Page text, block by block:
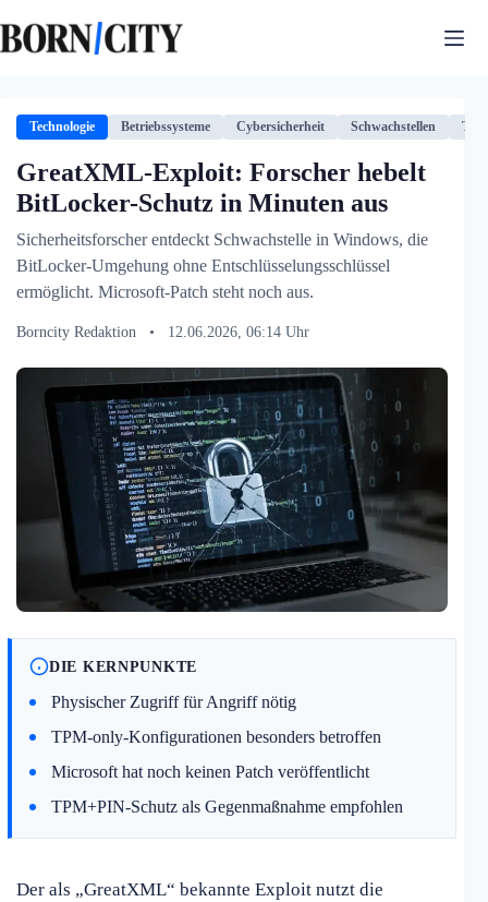
Inhalt
springen
Technologie Betriebssysteme Cybersicherheit Schwachstellen
GreatXML-Exploit: Forscher hebelt
BitLocker-Schutz in Minuten aus
Sicherheitsforscher entdeckt Schwachstelle in Windows, die
BitLocker-Umgehung ohne Entschlüsselungsschlüssel
ermöglicht. Microsoft-Patch steht noch aus.
Borncity Redaktion • 12.06.2026, 06:14 Uhr
DIE KERNPUNKTE
Physischer Zugriff für Angriff nötig
TPM-only-Konfigurationen besonders betroffen
Microsoft hat noch keinen Patch veröffentlicht
TPM+PIN-Schutz als Gegenmaßnahme empfohlen
Der als „GreatXML“ bekannte Exploit nutzt die